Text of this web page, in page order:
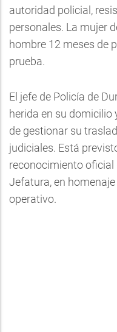
autoridad policial,
personales. La mujer
hombre 12 meses de
prueba.
El jefe de Policía de
herida en su domicilio
de gestionar su
judiciales. Está
reconocimiento oficial
Jefatura, en
operativo.